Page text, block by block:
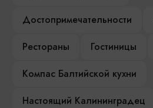
Достопримечательности
Рестораны
Гостиницы
Компас Балтийской кухни
Настоящий Калининградец